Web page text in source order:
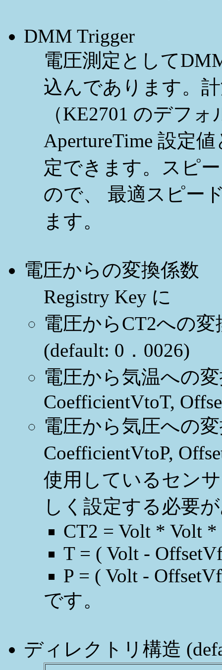
DMM Trigger
電圧測定として
込んであります。
（KE2701 のデフ
ApertureTime 設定
定できます。スピ
ので、 最適スピー
ます。
電圧からの変換係数
Registry Key に
電圧からCT2への変
(default: 0．0026)
電圧から気温への
CoefficientVtoT,
電圧から気圧への
CoefficientVtoP,
使用しているセン
しく設定する必要
CT2 = Volt * Volt
T = ( Volt -
P = ( Volt -
です。
ディレクトリ構造